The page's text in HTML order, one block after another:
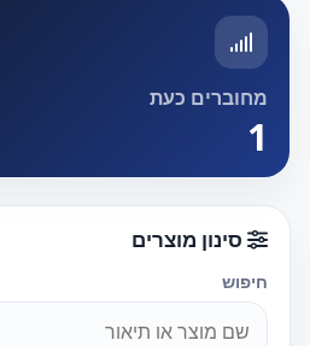
מחוברים כעת
1
סינון מוצרים
חיפוש